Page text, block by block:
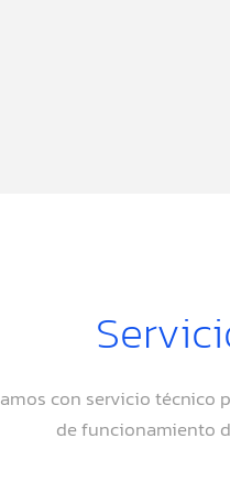
con servicio técnico
de funcionamiento